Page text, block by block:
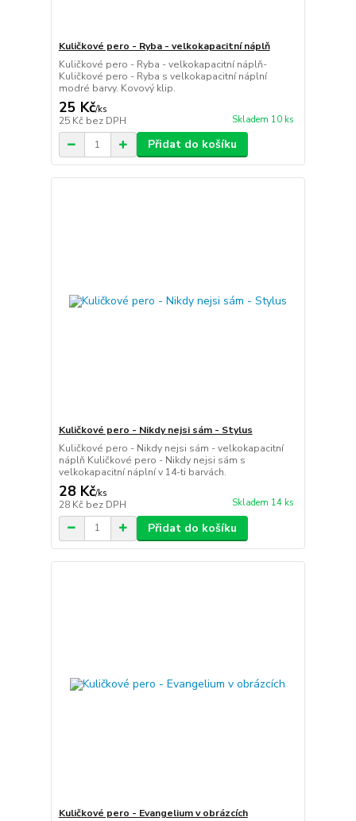
Kuličkové pero - Ryba - velkokapacitní náplň
Kuličkové pero - Ryba - velkokapacitní náplň-
Kuličkové pero - Ryba s velkokapacitní náplní
modré barvy. Kovový klip.
25 Kč/ks
25 Kč bez DPH Skladem 10 ks
Přidat do košíku
Kuličkové pero - Nikdy nejsi sám - Stylus
Kuličkové pero - Nikdy nejsi sám - velkokapacitní
náplň Kuličkové pero - Nikdy nejsi sám s
velkokapacitní náplní v 14-ti barvách.
28 Kč/ks
28 Kč bez DPH Skladem 14 ks
Přidat do košíku
Kuličkové pero - Evangelium v obrázcích